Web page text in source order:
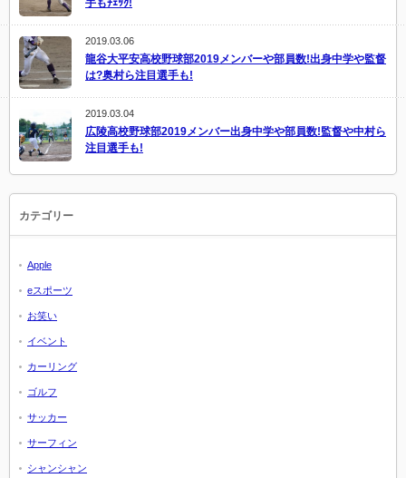
2019.03.06
龍谷大平安高校野球部2019メンバーや部員数!出身中学や監督
は?奥村ら注目選手も!
2019.03.04
広陵高校野球部2019メンバー出身中学や部員数!監督や中村ら
注目選手も!
カテゴリー
Apple
eスポーツ
お笑い
イベント
カーリング
ゴルフ
サッカー
サーフィン
シャンシャン